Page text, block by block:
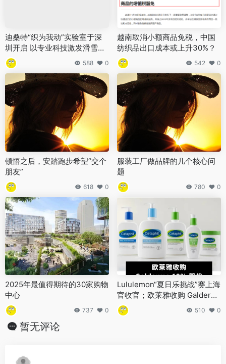
迪桑特“织为我动”实验室于深
圳开启 以专业科技激发滑雪者
潜能
588 0
越南取消小额商品免税，中国
纺织品出口成本或上升30%？
542 0
顿悟之后，安踏跑步希望“交个
朋友”
618 0
服装工厂做品牌的几个核心问
题
780 0
2025年最值得期待的30家购物
中心
737 0
Lululemon“夏日乐挑战”赛上海
官收官；欧莱雅收购 Galderm
a 股份
510 0
暂无评论